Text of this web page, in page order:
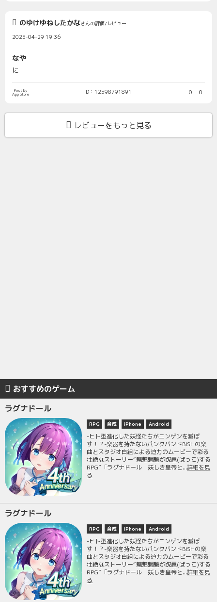
のゆけゆねしたかなさんの評価/レビュー
2025-04-29 19:36
なや
に
Post By
App Store ID：12598791891 0 0
レビューをもっと見る
おすすめのゲーム
ラグナドール
RPG 育成 iPhone Android
-ヒト型進化した妖怪たちがニンゲンを滅ぼ
す！？-楽器を持たないパンクバンドBiSHの楽
曲とスタジオ白組による迫力のムービーで彩る
壮絶なストーリー“魑魅魍魎が跋扈(ばっこ)する
RPG”「ラグナドール 妖しき皇帝と...詳細を見
る
ラグナドール
RPG 育成 iPhone Android
-ヒト型進化した妖怪たちがニンゲンを滅ぼ
す！？-楽器を持たないパンクバンドBiSHの楽
曲とスタジオ白組による迫力のムービーで彩る
壮絶なストーリー“魑魅魍魎が跋扈(ばっこ)する
RPG”「ラグナドール 妖しき皇帝と...詳細を見
る